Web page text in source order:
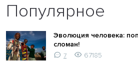
Популярное
Эволюция человека:
сломан!
7
67185